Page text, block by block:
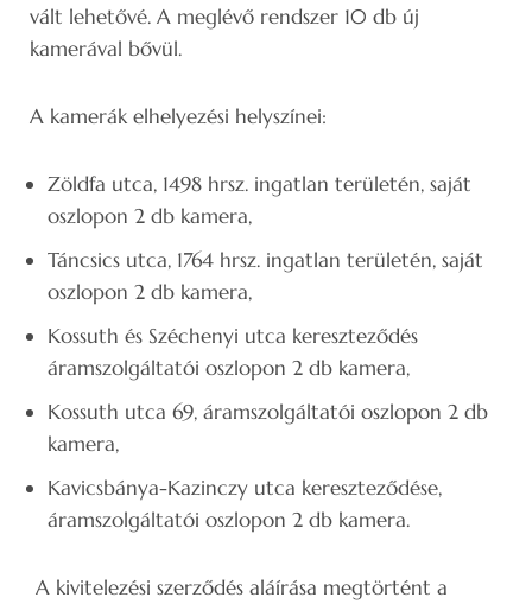
vált lehetővé. A meglévő rendszer 10 db új
kamerával bővül.
A kamerák elhelyezési helyszínei:
Zöldfa utca, 1498 hrsz. ingatlan területén, saját
oszlopon 2 db kamera,
Táncsics utca, 1764 hrsz. ingatlan területén, saját
oszlopon 2 db kamera,
Kossuth és Széchenyi utca kereszteződés
áramszolgáltatói oszlopon 2 db kamera,
Kossuth utca 69, áramszolgáltatói oszlopon 2 db
kamera,
Kavicsbánya-Kazinczy utca kereszteződése,
áramszolgáltatói oszlopon 2 db kamera.
A kivitelezési szerződés aláírása megtörtént a